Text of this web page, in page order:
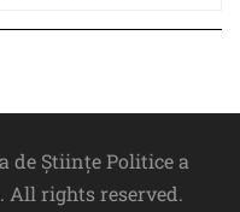
de Științe Politice a
rights reserved.